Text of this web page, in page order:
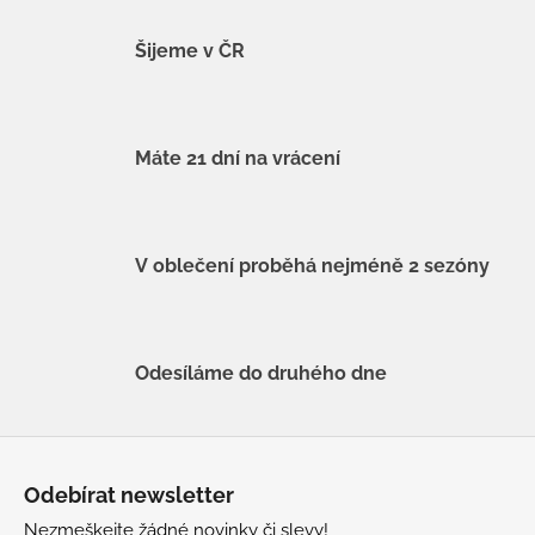
Šijeme v ČR
Máte 21 dní na vrácení
V oblečení proběhá nejméně 2 sezóny
Odesíláme do druhého dne
Odebírat newsletter
Nezmeškejte žádné novinky či slevy!